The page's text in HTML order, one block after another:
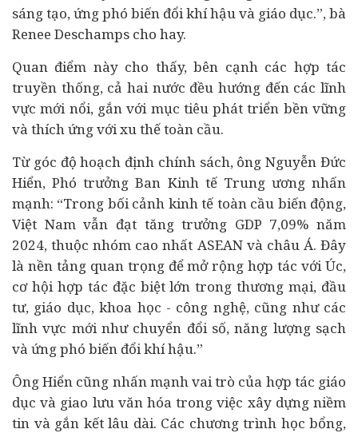
sáng tạo, ứng phó biến đổi khí hậu và giáo dục.”, bà
Renee Deschamps cho hay.
Quan điểm này cho thấy, bên cạnh các hợp tác
truyền thống, cả hai nước đều hướng đến các lĩnh
vực mới nổi, gắn với mục tiêu phát triển bền vững
và thích ứng với xu thế toàn cầu.
Từ góc độ hoạch định chính sách, ông Nguyễn Đức
Hiển, Phó trưởng Ban Kinh tế Trung ương nhấn
mạnh: “Trong bối cảnh kinh tế toàn cầu biến động,
Việt Nam vẫn đạt tăng trưởng GDP 7,09% năm
2024, thuộc nhóm cao nhất ASEAN và châu Á. Đây
là nền tảng quan trọng để mở rộng hợp tác với Úc,
cơ hội hợp tác đặc biệt lớn trong thương mại, đầu
tư, giáo dục, khoa học - công nghệ, cũng như các
lĩnh vực mới như chuyển đổi số, năng lượng sạch
và ứng phó biến đổi khí hậu.”
Ông Hiển cũng nhấn mạnh vai trò của hợp tác giáo
dục và giao lưu văn hóa trong việc xây dựng niềm
tin và gắn kết lâu dài. Các chương trình học bổng,